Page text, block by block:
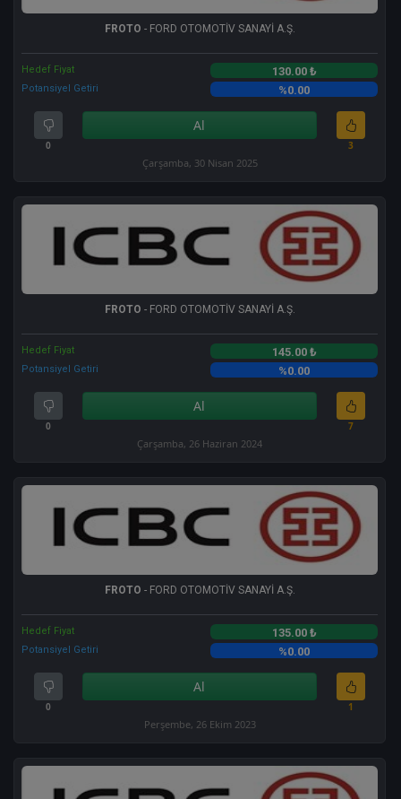
FROTO - FORD OTOMOTİV SANAYİ A.Ş.
Hedef Fiyat 130.00 ₺
Potansiyel Getiri %0.00
0
Al
3
Çarşamba, 30 Nisan 2025
FROTO - FORD OTOMOTİV SANAYİ A.Ş.
Hedef Fiyat 145.00 ₺
Potansiyel Getiri %0.00
0
Al
7
Çarşamba, 26 Haziran 2024
FROTO - FORD OTOMOTİV SANAYİ A.Ş.
Hedef Fiyat 135.00 ₺
Potansiyel Getiri %0.00
0
Al
1
Perşembe, 26 Ekim 2023